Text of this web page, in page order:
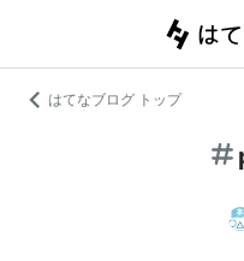
はてなブログ トップ